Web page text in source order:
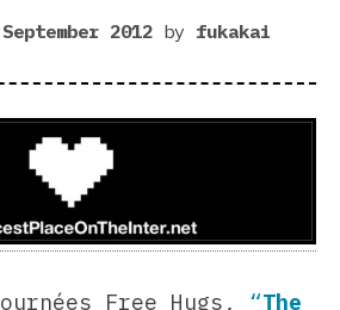
2012 by fukakai
Free Hugs, “The